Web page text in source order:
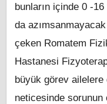
bunların içinde 0 -
da
çeken Romatem
Hastanesi
büyük görev ailelere
neticesinde sorunun